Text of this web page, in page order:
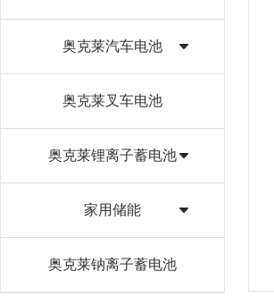
奥克莱汽车电池
奥克莱叉车电池
奥克莱锂离子蓄电池
家用储能
奥克莱钠离子蓄电池